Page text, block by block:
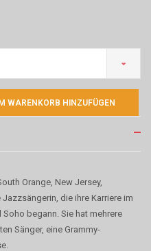
WARENKORB HINZUFÜGEN
Orange, New Jersey,
die ihre Karriere im
begann. Sie hat mehrere
Sänger, eine Grammy-